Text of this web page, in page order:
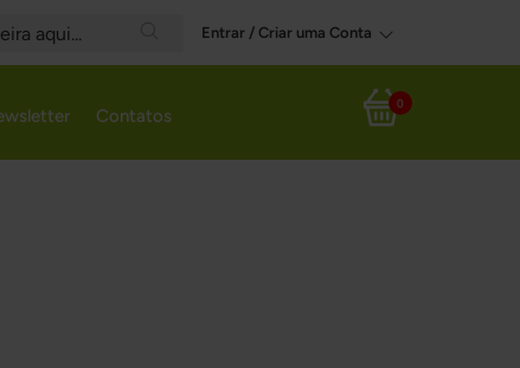
Search
Entrar / Criar uma Conta
Meu Carrinho
0
Contatos